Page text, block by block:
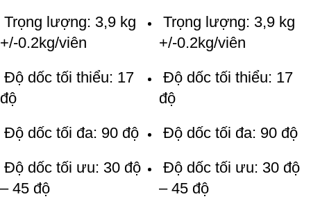
Trọng lượng: 3,9 kg
+/-0.2kg/viên
Độ dốc tối thiểu: 17
độ
Độ dốc tối đa: 90 độ
Độ dốc tối ưu: 30 độ
– 45 độ
Trọng lượng: 3,9 kg
+/-0.2kg/viên
Độ dốc tối thiểu: 17
độ
Độ dốc tối đa: 90 độ
Độ dốc tối ưu: 30 độ
– 45 độ